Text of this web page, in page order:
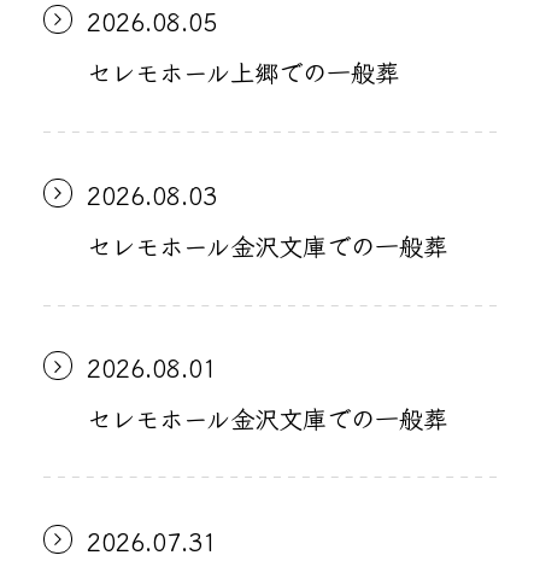
2026.08.05
セレモホール上郷での一般葬
2026.08.03
セレモホール金沢文庫での一般葬
2026.08.01
セレモホール金沢文庫での一般葬
2026.07.31